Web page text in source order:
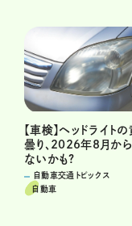
【車検】ヘッドライト
曇り、2026年8月か
ないかも?
自動車交通トピックス
自動車